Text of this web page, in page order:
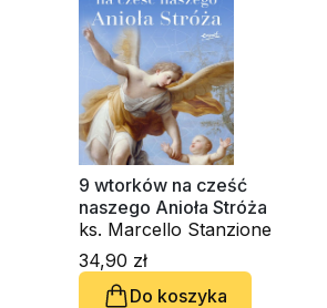
9 wtorków na cześć
naszego Anioła Stróża
ks. Marcello Stanzione
34,90 zł
Do koszyka